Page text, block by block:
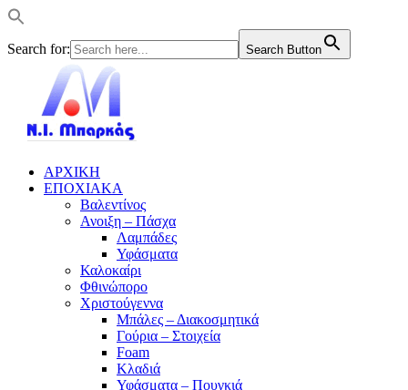
Search for: Search Button
ΑΡΧΙΚΗ
ΕΠΟΧΙΑΚΑ
Βαλεντίνος
Ανοιξη – Πάσχα
Λαμπάδες
Υφάσματα
Καλοκαίρι
Φθινώπορο
Χριστούγεννα
Μπάλες – Διακοσμητικά
Γούρια – Στοιχεία
Foam
Κλαδιά
Υφάσματα – Πουγκιά